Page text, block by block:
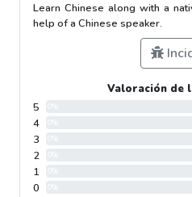
Learn Chinese along with a
help of a Chinese speaker.
Valoración de
5
4
3
2
1
0